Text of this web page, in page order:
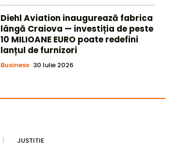
Diehl Aviation inaugurează fabrica
lângă Craiova — investiția de peste
10 MILIOANE EURO poate redefini
lanțul de furnizori
Business 30 Iulie 2026
JUSTITIE